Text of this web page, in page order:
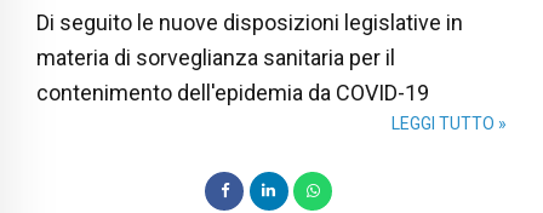
Di seguito le nuove disposizioni legislative in
materia di sorveglianza sanitaria per il
contenimento dell'epidemia da COVID-19
LEGGI TUTTO »